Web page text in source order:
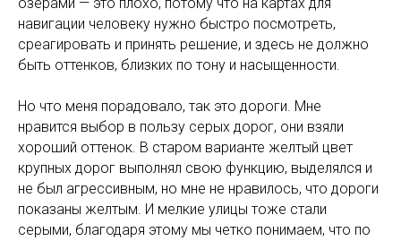
навигации человеку нужно быстро посмотреть,
среагировать и принять решение, и здесь не должно
быть оттенков, близких по тону и насыщенности.
Но что меня порадовало, так это дороги. Мне
нравится выбор в пользу серых дорог, они взяли
хороший оттенок. В старом варианте желтый цвет
крупных дорог выполнял свою функцию, выделялся и
не был агрессивным, но мне не нравилось, что дороги
показаны желтым. И мелкие улицы тоже стали
серыми, благодаря этому мы четко понимаем, что по